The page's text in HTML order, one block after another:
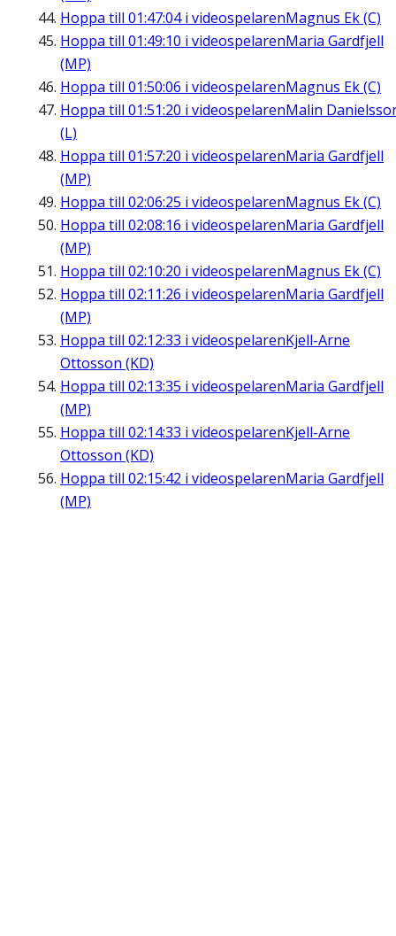
Hoppa till 01:47:04i videospelarenMagnus Ek (C)
Hoppa till 01:49:10 i videospelarenMaria Gardfjell
(MP)
Hoppa till 01:50:06 i videospelarenMagnus Ek (C)
Hoppa till 01:51:20 i videospelarenMalin
(L)
Hoppa till 01:57:20 i videospelarenMaria Gardfjell
(MP)
Hoppa till 02:06:25 i videospelarenMagnus Ek (C)
Hoppa till 02:08:16 i videospelarenMaria Gardfjell
(MP)
Hoppa till 02:10:20 i videospelarenMagnus Ek (C)
Hoppa till 02:11:26 i videospelarenMaria Gardfjell
(MP)
Hoppa till 02:12:33 i videospelarenKjell-Arne
Ottosson (KD)
Hoppa till 02:13:35 i videospelarenMaria Gardfjell
(MP)
Hoppa till 02:14:33 i videospelarenKjell-Arne
Ottosson (KD)
Hoppa till 02:15:42 i videospelarenMaria Gardfjell
(MP)